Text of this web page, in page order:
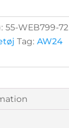
55-WEB799-72
Tag: AW24